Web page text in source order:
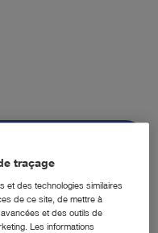
traçage
et des technologies similaires
de ce site, de mettre à
et des outils de
Les informations